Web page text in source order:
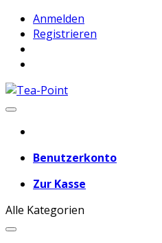
Anmelden
Registrieren
Benutzerkonto
Zur Kasse
Alle Kategorien